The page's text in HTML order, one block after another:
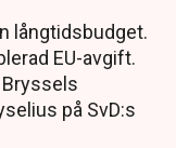
långtidsbudget.
EU-avgift.
på SvD:s